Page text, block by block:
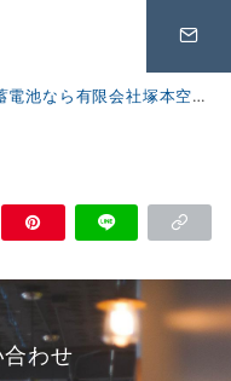
瀬戸市、尾張旭市周辺の太陽光発電・蓄電池なら有限会社塚本空調設備 再生エネルギー事業部
わせ